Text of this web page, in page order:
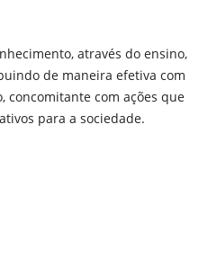
através do ensino,
de maneira efetiva com
concomitante com ações que
para a sociedade.